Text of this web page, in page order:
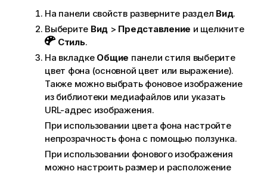
На панели свойств разверните раздел Вид.
Выберите Вид > Представление и щелкните
Стиль.
На вкладке Общие панели стиля выберите
цвет фона (основной цвет или выражение).
Также можно выбрать фоновое изображение
из библиотеки медиафайлов или указать
URL-адрес изображения.
При использовании цвета фона настройте
непрозрачность фона с помощью ползунка.
При использовании фонового изображения
можно настроить размер и расположение